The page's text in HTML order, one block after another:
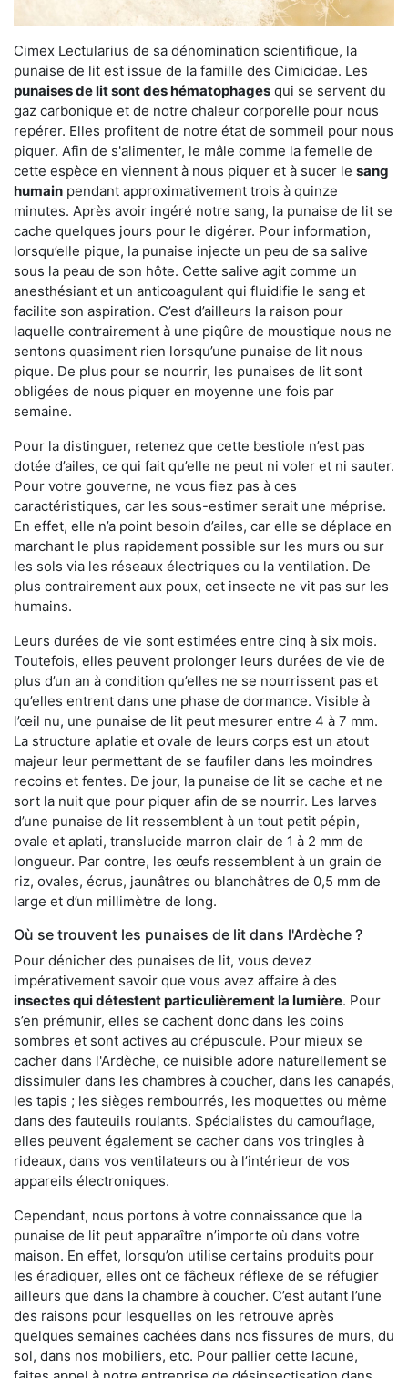
Cimex Lectularius de sa dénomination scientifique, la
punaise de lit est issue de la famille des Cimicidae. Les
punaises de lit sont des hématophages qui se servent du
gaz carbonique et de notre chaleur corporelle pour nous
repérer. Elles profitent de notre état de sommeil pour nous
piquer. Afin de s'alimenter, le mâle comme la femelle de
cette espèce en viennent à nous piquer et à sucer le sang
humain pendant approximativement trois à quinze
minutes. Après avoir ingéré notre sang, la punaise de lit se
cache quelques jours pour le digérer. Pour information,
lorsqu’elle pique, la punaise injecte un peu de sa salive
sous la peau de son hôte. Cette salive agit comme un
anesthésiant et un anticoagulant qui fluidifie le sang et
facilite son aspiration. C’est d’ailleurs la raison pour
laquelle contrairement à une piqûre de moustique nous ne
sentons quasiment rien lorsqu’une punaise de lit nous
pique. De plus pour se nourrir, les punaises de lit sont
obligées de nous piquer en moyenne une fois par
semaine.
Pour la distinguer, retenez que cette bestiole n’est pas
dotée d’ailes, ce qui fait qu’elle ne peut ni voler et ni sauter.
Pour votre gouverne, ne vous fiez pas à ces
caractéristiques, car les sous-estimer serait une méprise.
En effet, elle n’a point besoin d’ailes, car elle se déplace en
marchant le plus rapidement possible sur les murs ou sur
les sols via les réseaux électriques ou la ventilation. De
plus contrairement aux poux, cet insecte ne vit pas sur les
humains.
Leurs durées de vie sont estimées entre cinq à six mois.
Toutefois, elles peuvent prolonger leurs durées de vie de
plus d’un an à condition qu’elles ne se nourrissent pas et
qu’elles entrent dans une phase de dormance. Visible à
l’œil nu, une punaise de lit peut mesurer entre 4 à 7 mm.
La structure aplatie et ovale de leurs corps est un atout
majeur leur permettant de se faufiler dans les moindres
recoins et fentes. De jour, la punaise de lit se cache et ne
sort la nuit que pour piquer afin de se nourrir. Les larves
d’une punaise de lit ressemblent à un tout petit pépin,
ovale et aplati, translucide marron clair de 1 à 2 mm de
longueur. Par contre, les œufs ressemblent à un grain de
riz, ovales, écrus, jaunâtres ou blanchâtres de 0,5 mm de
large et d’un millimètre de long.
Où se trouvent les punaises de lit dans l'Ardèche ?
Pour dénicher des punaises de lit, vous devez
impérativement savoir que vous avez affaire à des
insectes qui détestent particulièrement la lumière. Pour
s’en prémunir, elles se cachent donc dans les coins
sombres et sont actives au crépuscule. Pour mieux se
cacher dans l'Ardèche, ce nuisible adore naturellement se
dissimuler dans les chambres à coucher, dans les canapés,
les tapis ; les sièges rembourrés, les moquettes ou même
dans des fauteuils roulants. Spécialistes du camouflage,
elles peuvent également se cacher dans vos tringles à
rideaux, dans vos ventilateurs ou à l’intérieur de vos
appareils électroniques.
Cependant, nous portons à votre connaissance que la
punaise de lit peut apparaître n’importe où dans votre
maison. En effet, lorsqu’on utilise certains produits pour
les éradiquer, elles ont ce fâcheux réflexe de se réfugier
ailleurs que dans la chambre à coucher. C’est autant l’une
des raisons pour lesquelles on les retrouve après
quelques semaines cachées dans nos fissures de murs, du
sol, dans nos mobiliers, etc. Pour pallier cette lacune,